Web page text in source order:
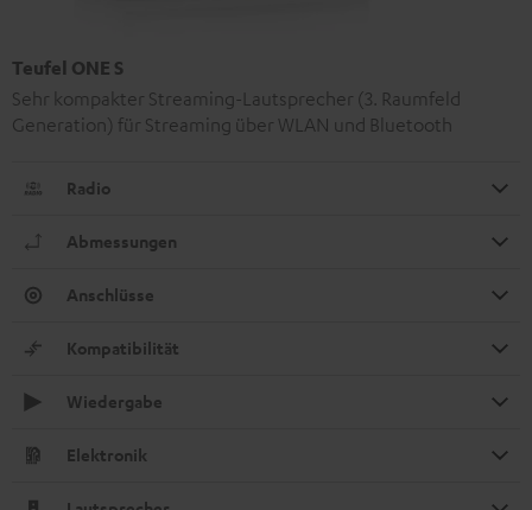
Teufel ONE S
Sehr kompakter Streaming-Lautsprecher (3. Raumfeld
Generation) für Streaming über WLAN und Bluetooth
Radio
Abmessungen
Anschlüsse
Kompatibilität
Wiedergabe
Elektronik